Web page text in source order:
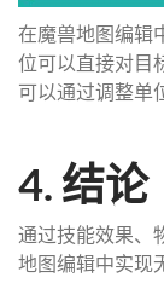
在魔兽地图编辑
位可以直接对目
可以通过调整单
4. 结论
通过技能效果、
地图编辑中实现